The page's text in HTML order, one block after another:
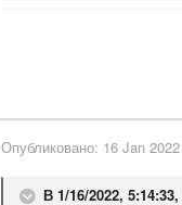
Опубликовано: 16 Jan 2022
В 1/16/2022, 5:14:33,